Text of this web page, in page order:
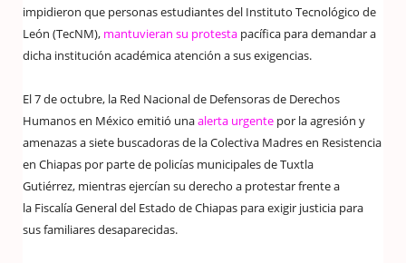
impidieron que personas estudiantes del Instituto Tecnológico de
León (TecNM), mantuvieran su protesta pacífica para demandar a
dicha institución académica atención a sus exigencias.
El 7 de octubre, la Red Nacional de Defensoras de Derechos
Humanos en México emitió unaalerta urgente por la agresión y
amenazas a siete buscadoras de la Colectiva Madres en Resistencia
en Chiapas por parte de policías municipales de Tuxtla
Gutiérrez, mientras ejercían su derecho a protestar frente a
la Fiscalía General del Estado de Chiapas para exigir justicia para
sus familiares desaparecidas.